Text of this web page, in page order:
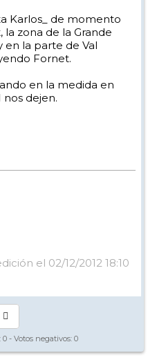
Karlos_ de momento
zona de la Grande
en la parte de Val
Fornet.
en la medida en
dejen.
el 02/12/2012 18:10
0 - Votos negativos: 0